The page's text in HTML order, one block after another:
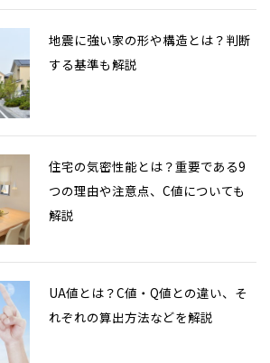
地震に強い家の形や構造とは？判断
する基準も解説
住宅の気密性能とは？重要である9
つの理由や注意点、C値についても
解説
UA値とは？C値・Q値との違い、そ
れぞれの算出方法などを解説